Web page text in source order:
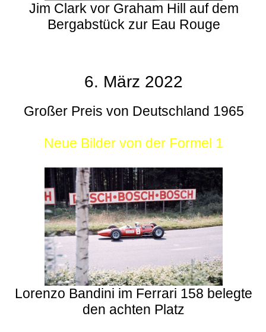
Jim Clark vor Graham Hill auf dem
Bergabstück zur Eau Rouge
6. März 2022
Großer Preis von Deutschland 1965
Neue Bilder von der Formel 1
Lorenzo Bandini im Ferrari 158 belegte
den achten Platz